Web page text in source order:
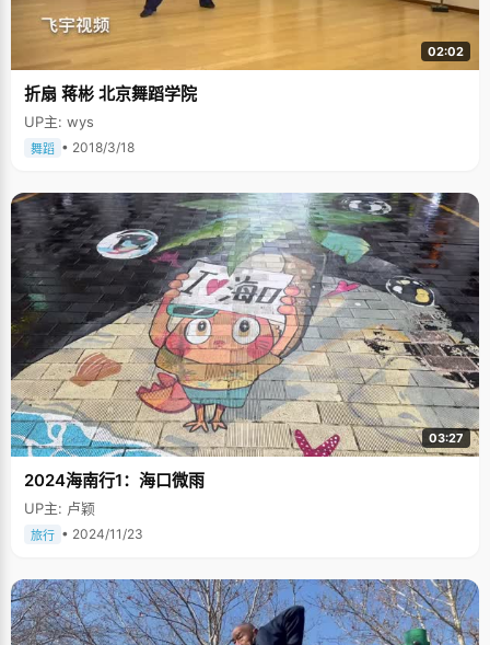
02:02
折扇 蒋彬 北京舞蹈学院
UP主: wys
舞蹈 • 2018/3/18
03:27
2024海南行1：海口微雨
UP主: 卢颖
旅行 • 2024/11/23